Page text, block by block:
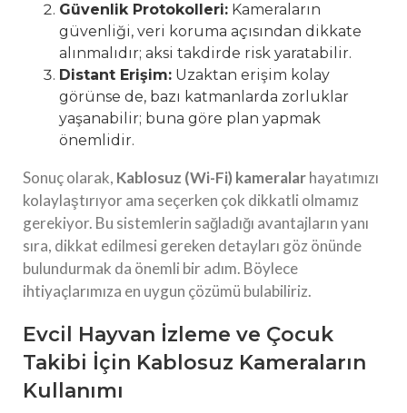
Güvenlik Protokolleri: Kameraların
güvenliği, veri koruma açısından dikkate
alınmalıdır; aksi takdirde risk yaratabilir.
Distant Erişim: Uzaktan erişim kolay
görünse de, bazı katmanlarda zorluklar
yaşanabilir; buna göre plan yapmak
önemlidir.
Sonuç olarak, Kablosuz (Wi-Fi) kameralarhayatımızı
kolaylaştırıyor ama seçerken çok dikkatli olmamız
gerekiyor. Bu sistemlerin sağladığı avantajların yanı
sıra, dikkat edilmesi gereken detayları göz önünde
bulundurmak da önemli bir adım. Böylece
ihtiyaçlarımıza en uygun çözümü bulabiliriz.
Evcil Hayvan İzleme ve Çocuk
Takibi İçin Kablosuz Kameraların
Kullanımı